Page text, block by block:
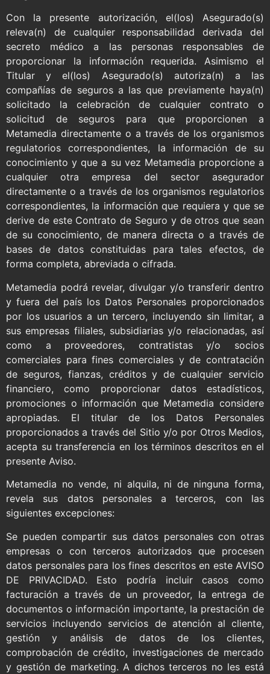
Con la presente autorización, el(los) Asegurado(s)
releva(n) de cualquier responsabilidad derivada del
secreto médico a las personas responsables de
proporcionar la información requerida. Asimismo el
Titular y el(los) Asegurado(s) autoriza(n) a las
compañías de seguros a las que previamente haya(n)
solicitado la celebración de cualquier contrato o
solicitud de seguros para que proporcionen a
Metamedia directamente o a través de los organismos
regulatorios correspondientes, la información de su
conocimiento y que a su vez Metamedia proporcione a
cualquier otra empresa del sector asegurador
directamente o a través de los organismos regulatorios
correspondientes, la información que requiera y que se
derive de este Contrato de Seguro y de otros que sean
de su conocimiento, de manera directa o a través de
bases de datos constituidas para tales efectos, de
forma completa, abreviada o cifrada.
Metamedia podrá revelar, divulgar y/o transferir dentro
y fuera del país los Datos Personales proporcionados
por los usuarios a un tercero, incluyendo sin limitar, a
sus empresas filiales, subsidiarias y/o relacionadas, así
como a proveedores, contratistas y/o socios
comerciales para fines comerciales y de contratación
de seguros, fianzas, créditos y de cualquier servicio
financiero, como proporcionar datos estadísticos,
promociones o información que Metamedia considere
apropiadas. El titular de los Datos Personales
proporcionados a través del Sitio y/o por Otros Medios,
acepta su transferencia en los términos descritos en el
presente Aviso.
Metamedia no vende, ni alquila, ni de ninguna forma,
revela sus datos personales a terceros, con las
siguientes excepciones:
Se pueden compartir sus datos personales con otras
empresas o con terceros autorizados que procesen
datos personales para los fines descritos en este AVISO
DE PRIVACIDAD. Esto podría incluir casos como
facturación a través de un proveedor, la entrega de
documentos o información importante, la prestación de
servicios incluyendo servicios de atención al cliente,
gestión y análisis de datos de los clientes,
comprobación de crédito, investigaciones de mercado
y gestión de marketing. A dichos terceros no les está